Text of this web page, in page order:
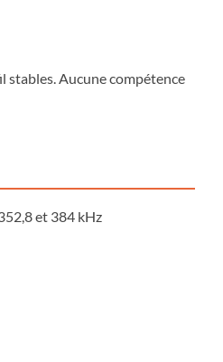
stables. Aucune compétence
et 384 kHz